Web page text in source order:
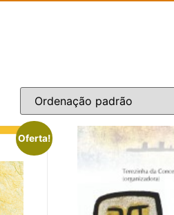
Oferta!